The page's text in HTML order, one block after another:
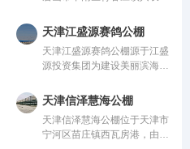
公棚以国际、国内先进、科学
合理的设计方案进行建设，采
用一体化钢架结构，公棚长
200米，宽28米，
天津江盛源赛鸽公棚
天津江盛源赛鸽公棚源于江盛
源投资集团为建设美丽滨海新
托江盛源投资集团下属天津江
盛源工程发展公司在塘沽乃至
天津的影响力和号召力，顺应
江盛源投
天津信泽慧海公棚
天津信泽慧海公棚位于天津市
宁河区苗庄镇西瓦房港，由中